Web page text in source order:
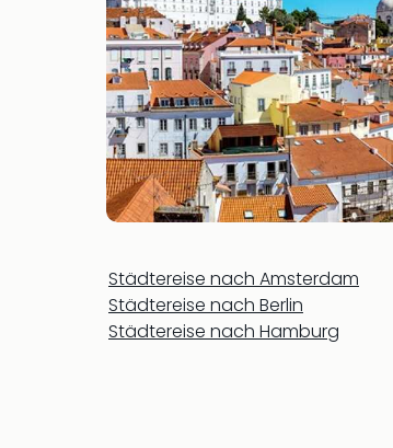
Städtereise nach Amsterdam
Städtereise nach Berlin
Städtereise nach Hamburg